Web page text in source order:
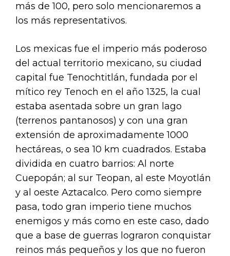
más de 100, pero solo mencionaremos a
los más representativos.
Los mexicas fue el imperio más poderoso
del actual territorio mexicano, su ciudad
capital fue Tenochtitlán, fundada por el
mítico rey Tenoch en el año 1325, la cual
estaba asentada sobre un gran lago
(terrenos pantanosos) y con una gran
extensión de aproximadamente 1000
hectáreas, o sea 10 km cuadrados. Estaba
dividida en cuatro barrios: Al norte
Cuepopán; al sur Teopan, al este Moyotlán
y al oeste Aztacalco. Pero como siempre
pasa, todo gran imperio tiene muchos
enemigos y más como en este caso, dado
que a base de guerras lograron conquistar
reinos más pequeños y los que no fueron